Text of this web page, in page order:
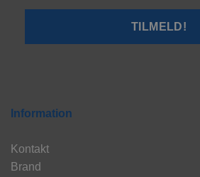
Information
Kontakt
Brand